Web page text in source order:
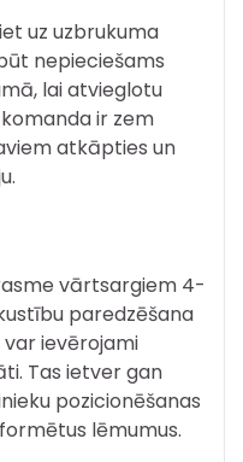
uz uzbrukuma
nepieciešams
lai atvieglotu
ir zem
atkāpties un
vārtsargiem 4-
paredzēšana
ievērojami
Tas ietver gan
pozicionēšanas
lēmumus.